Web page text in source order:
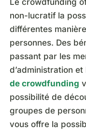
Le crowdfunding
non-lucratif la
différentes
personnes. Des
passant par les
d’administration
de crowdfunding
possibilité de
groupes de
vous offre la